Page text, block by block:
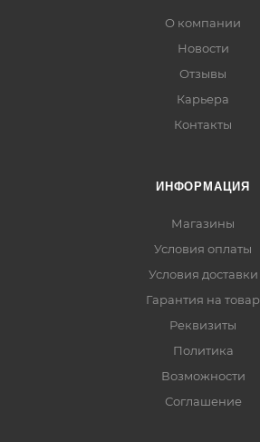
О компании
Новости
Отзывы
Карьера
Контакты
ИНФОРМАЦИЯ
Магазины
Условия оплаты
Условия доставки
Гарантия на товар
Реквизиты
Политика
Возможности
Соглашение